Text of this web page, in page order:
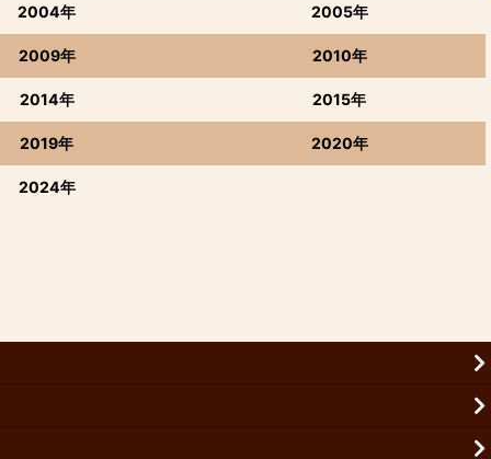
2004年 2005年
2009年 2010年
2014年 2015年
2019年 2020年
2024年